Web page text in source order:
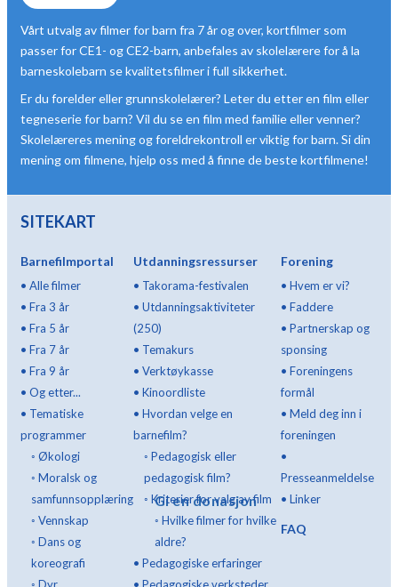
Gi en donasjon
Vårt utvalg av filmer for barn fra 7 år og over, kortfilmer som
passer for CE1- og CE2-barn, anbefales av skolelærere for å la
barneskolebarn se kvalitetsfilmer i full sikkerhet.
Er du forelder eller grunnskolelærer? Leter du etter en film eller
tegneserie for barn? Vil du se en film med familie eller venner?
Skolelæreres mening og foreldrekontroll er viktig for barn. Si din
mening om filmene, hjelp oss med å finne de beste kortfilmene!
SITEKART
Barnefilmportal
• Alle filmer
• Fra 3 år
• Fra 5 år
• Fra 7 år
• Fra 9 år
• Og etter...
• Tematiske
programmer
◦ Økologi
◦ Moralsk og
samfunnsopplæring
◦ Vennskap
◦ Dans og
koreografi
Utdanningsressurser
• Takorama-festivalen
• Utdanningsaktiviteter
(250)
• Temakurs
• Verktøykasse
• Kinoordliste
• Hvordan velge en
barnefilm?
◦ Pedagogisk eller
pedagogisk film?
◦ Kriterier for valg av film
◦ Hvilke filmer for hvilke
aldre?
• Pedagogiske erfaringer
Forening
• Hvem er vi?
• Faddere
• Partnerskap og
sponsing
• Foreningens
formål
• Meld deg inn i
foreningen
•
Presseanmeldelse
• Linker
FAQ